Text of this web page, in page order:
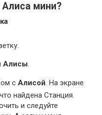
мини?
Алисы.
с Алисой. На экране
найдена Станция.
и следуйте